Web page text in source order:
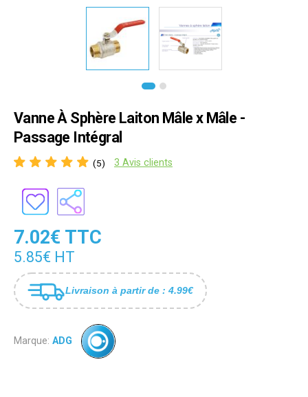
Vanne À Sphère Laiton Mâle x Mâle -
Passage Intégral
(5) 3 Avis clients
7.02€ TTC
5.85€ HT
Livraison à partir de : 4.99€
Marque: ADG